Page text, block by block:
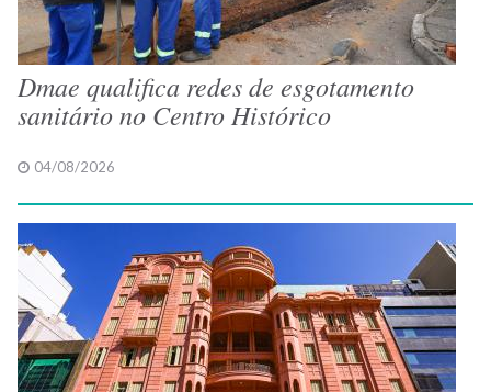
Dmae qualifica redes de esgotamento
sanitário no Centro Histórico
04/08/2026